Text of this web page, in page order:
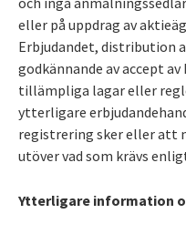
eller på uppdrag av
Erbjudandet, distribution
godkännande av accept
tillämpliga lagar eller
ytterligare
registrering sker eller att
utöver vad som krävs
Ytterligare information